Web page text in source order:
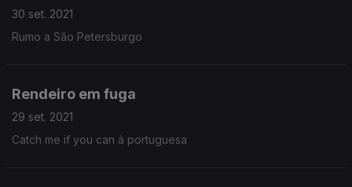
30 set. 2021
Rumo a São Petersburgo
Rendeiro em fuga
29 set. 2021
Catch me if you can à portuguesa